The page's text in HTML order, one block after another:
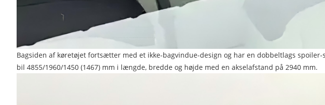
Bagsiden af ​​køretøjet fortsætter med et ikke-bagvindue-design og har en dobbeltlags
bil 4855/1960/1450 (1467) mm i længde, bredde og højde med en akselafstand på 2940 mm.